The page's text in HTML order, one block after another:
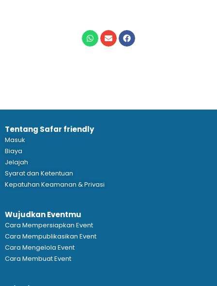
Tentang Safar friendly
Masuk
Biaya
Jelajah
Syarat dan Ketentuan
Kepatuhan Keamanan & Privasi
Wujudkan Eventmu
Cara Mempersiapkan Event
Cara Mempublikasikan Event
Cara Mengelola Event
Cara Membuat Event